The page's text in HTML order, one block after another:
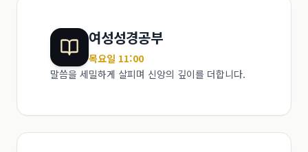
여성성경공부
목요일 11:00
말씀을 세밀하게 살피며 신앙의 깊이를 더합니다.